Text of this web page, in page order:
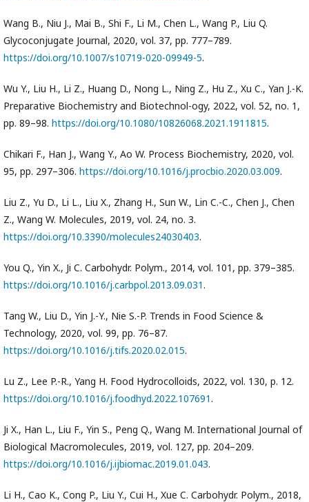
Wang B., Niu J., Mai B., Shi F., Li M., Chen L., Wang P., Liu Q.
Glycoconjugate Journal, 2020, vol. 37, pp. 777–789.
https://doi.org/10.1007/s10719-020-09949-5.
Wu Y., Liu H., Li Z., Huang D., Nong L., Ning Z., Hu Z., Xu C., Yan J.-K.
Preparative Biochemistry and Biotechnol-ogy, 2022, vol. 52, no. 1,
pp. 89–98. https://doi.org/10.1080/10826068.2021.1911815.
Chikari F., Han J., Wang Y., Ao W. Process Biochemistry, 2020, vol.
95, pp. 297–306. https://doi.org/10.1016/j.procbio.2020.03.009.
Liu Z., Yu D., Li L., Liu X., Zhang H., Sun W., Lin C.-C., Chen J., Chen
Z., Wang W. Molecules, 2019, vol. 24, no. 3.
https://doi.org/10.3390/molecules24030403.
You Q., Yin X., Ji C. Carbohydr. Polym., 2014, vol. 101, pp. 379–385.
https://doi.org/10.1016/j.carbpol.2013.09.031.
Tang W., Liu D., Yin J.-Y., Nie S.-P. Trends in Food Science &
Technology, 2020, vol. 99, pp. 76–87.
https://doi.org/10.1016/j.tifs.2020.02.015.
Lu Z., Lee P.-R., Yang H. Food Hydrocolloids, 2022, vol. 130, p. 12.
https://doi.org/10.1016/j.foodhyd.2022.107691.
Ji X., Han L., Liu F., Yin S., Peng Q., Wang M. International Journal of
Biological Macromolecules, 2019, vol. 127, pp. 204–209.
https://doi.org/10.1016/j.ijbiomac.2019.01.043.
Li H., Cao K., Cong P., Liu Y., Cui H., Xue C. Carbohydr. Polym., 2018,